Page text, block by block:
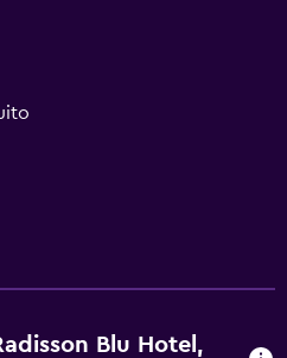
Blu Hotel,